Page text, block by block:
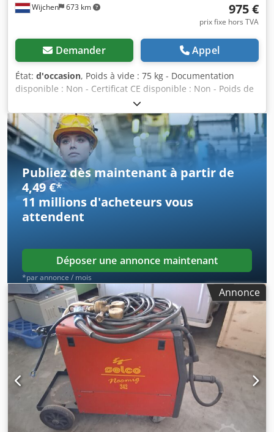
Wijchen 673 km 975 €
prix fixe hors TVA
Demander Appel
État: d'occasion, Poids à vide : 75 kg - Documentation
disponible : Non - Certificat CE disponible : Non - Poids de
transport [kg] : 75 kg Informations financières TVA : Le prix
indiqué s'entend hors TVA Dcsdpfxjybb D Sj Aptok TVA /
Régime de la marge : TVA déductible pour les
professionnels Livraison et reprise possible à tout moment
pour tout matériel industriel Yorick Diebels
Publiez dès maintenant à partir de
4,49 €*
11 millions d'acheteursvous
attendent
Déposer une annonce maintenant
*par annonce / mois
Annonce